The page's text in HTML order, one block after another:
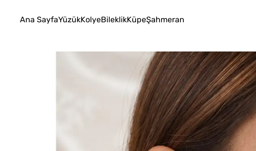
Ana SayfaYüzükKolyeBileklikKüpeŞahmeran